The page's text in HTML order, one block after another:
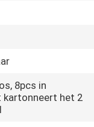
8pcs in
kartonneert het 2